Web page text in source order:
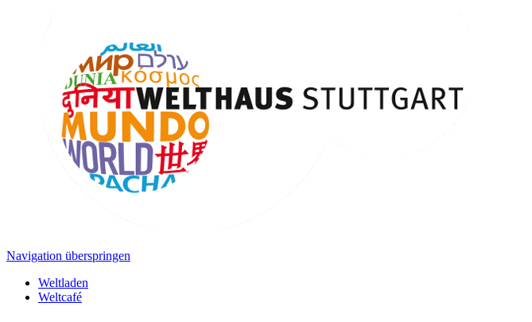
Navigation überspringen
Weltladen
Weltcafé